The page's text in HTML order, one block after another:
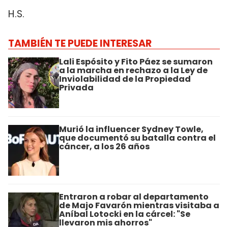
H.S.
TAMBIÉN TE PUEDE INTERESAR
Lali Espósito y Fito Páez se sumaron
a la marcha en rechazo a la Ley de
Inviolabilidad de la Propiedad
Privada
Murió la influencer Sydney Towle,
que documentó su batalla contra el
cáncer, a los 26 años
Entraron a robar al departamento
de Majo Favarón mientras visitaba a
Aníbal Lotocki en la cárcel: "Se
llevaron mis ahorros"